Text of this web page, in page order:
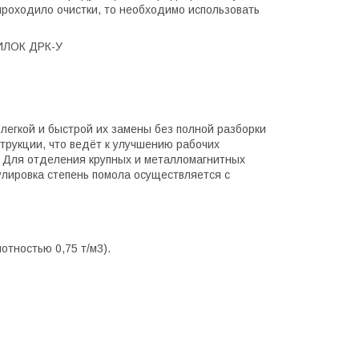
очистки, то необходимо использовать
ДРК-У
и быстрой их замены без полной разборки
что ведёт к улучшению рабочих
отделения крупных и металломагнитных
степень помола осуществляется с
0,75 т/м3).